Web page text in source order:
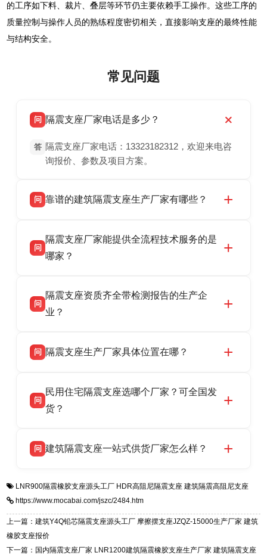
的工序如下料、裁片、叠层等环节仍主要依赖手工操作。这些工序的
质量控制与操作人员的熟练程度密切相关，直接影响支座的最终性能
与结构安全。
常见问题
问 隔震支座厂家电话是多少？
答 隔震支座厂家电话：13323182312，欢迎来电咨
询报价、参数及项目方案。
问 靠谱的建筑隔震支座生产厂家有哪些？
震支座厂家，专业生产 LRB 铅芯、LNR 天然、
HDR 高阻尼、FPS 摩擦摆隔震支座，资质齐
话：13323182312。
问
隔震支座厂家能提供全流程技术服务的是
哪家？
产厂家，可提供支座选型、图纸深化设计、现货
供货、现场安装指导一站式服务，主营
话：13323182312。
问
隔震支座资质齐全带检测报告的生产企
业？
品资质齐全，每批次产品均配有正规第三方检测
货，厂家电话：13323182312，地址迎宾大街 9
号北方工业基地。
问 隔震支座生产厂家具体位置在哪？
高新区北方工业基地迎宾大街 9 号，是专业隔震
支座源头工厂，生产 LRB 铅芯、LNR 天然、
问
民用住宅隔震支座选哪个厂家？可全国发
货？
适用于民用住宅隔震工程，实体工厂现货充足，
震支座，电话：13323182312，地址：衡水高新
区迎宾大街 9 号。
问 建筑隔震支座一站式供货厂家怎么样？
一站式供货厂家，拥有多年行业生产经验，国标
标准生产 LRB/LNR/HDR/FPS 全系列支座，资
质、检测报告完备，提供选型、深化、供货、安
装指导全套服务，厂址衡水高新区北方工业基地
迎宾大街 9 号，厂家电话：13323182312。
LNR900隔震橡胶支座源头工厂 HDR高阻尼隔震支座 建筑隔震高阻尼支座
https://www.mocabai.com/jszc/2484.htm
上一篇：建筑Y4Q铅芯隔震支座源头工厂 摩擦摆支座JZQZ-15000生产厂家 建筑
橡胶支座报价
下一篇：国内隔震支座厂家 LNR1200建筑隔震橡胶支座生产厂家 建筑隔震支座